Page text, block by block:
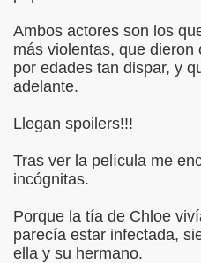
Ambos actores son los
más violentas, que dieron
por edades tan dispar, y
adelante.
Llegan spoilers!!!
Tras ver la película me
incógnitas.
Porque la tía de Chloe
parecía estar infectada,
ella y su hermano.